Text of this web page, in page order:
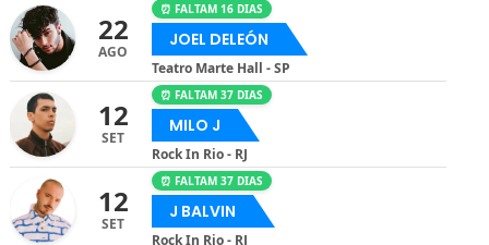
22
AGO
⏰ FALTAM 16 DIAS
JOEL DELEÓN
Teatro Marte Hall - SP
12
SET
⏰ FALTAM 37 DIAS
MILO J
Rock In Rio - RJ
12
SET
⏰ FALTAM 37 DIAS
J BALVIN
Rock In Rio - RJ